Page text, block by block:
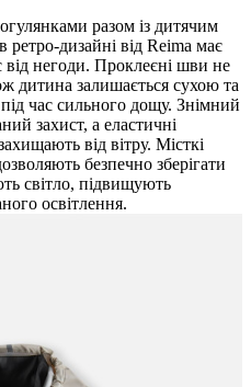
разом із дитячим
дизайні від Reima має
від негоди. Проклеєні шви не
дитина залишається сухою та
час сильного дощу. Знімний
захист, а еластичні
від вітру. Місткі
безпечно зберігати
світло, підвищують
освітлення.